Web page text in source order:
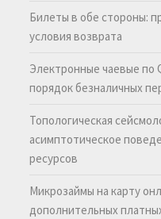
Билеты в обе стороны:
условия возврата
Электронные чаевые по
порядок безналичных
Топологическая
асимптотическое
ресурсов
Микрозаймы на карту
дополнительных